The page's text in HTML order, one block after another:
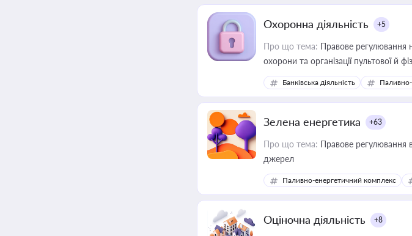
Охоронна діяльність +5
Про що тема: Правове регулювання
охорони та організації пультової й
Банківська діяльність
Зелена енергетика +63
Про що тема: Правове регулювання
джерел
Паливно-енергетичний комплекс
Оціночна діяльність +8